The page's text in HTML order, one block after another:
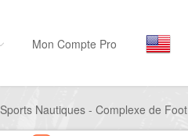
Par activité
Mon Compte Pro
Nautiques - Complexe de Foot